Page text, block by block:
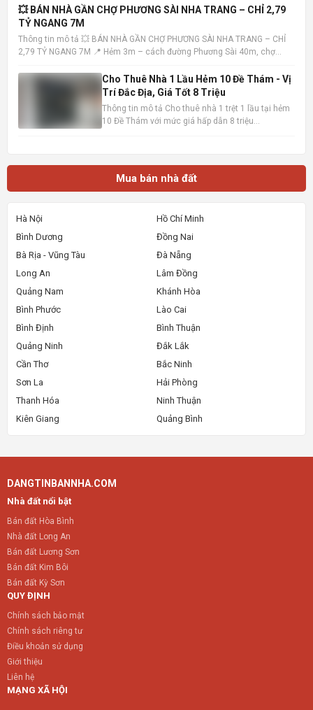
và 3 phòng tắm. Nhà có sẵn 3 máy lạnh, tiện nghi
đầy đủ, sẵn sàng dọn vào ở ngay. Vị trí nhà đắc
💥 BÁN NHÀ GẦN CHỢ PHƯƠNG SÀI NHA TRANG – CHỈ 2,79
TỶ NGANG 7M
Thông tin mô tả 💥 BÁN NHÀ GẦN CHỢ PHƯƠNG SÀI NHA TRANG – CHỈ
2,79 TỶ NGANG 7M 📍 Hẻm 3m – cách đường Phương Sài 40m, chợ
trệt 1 lầu – hướng Tây Bắc – sổ hồng hoàn công • Trệt: khách
Cho Thuê Nhà 1 Lầu Hẻm 10 Đề Thám - Vị
Trí Đắc Địa, Giá Tốt 8 Triệu
Thông tin mô tả Cho thuê nhà 1 trệt 1 lầu tại hẻm
10 Đề Thám với mức giá hấp dẫn 8 triệu
Mua bán nhà đất
Hà Nội
Hồ Chí Minh
Bình Dương
Đồng Nai
Bà Rịa - Vũng Tàu
Đà Nẵng
Long An
Lâm Đồng
Quảng Nam
Khánh Hòa
Bình Phước
Lào Cai
Bình Định
Bình Thuận
Quảng Ninh
Đắk Lắk
Cần Thơ
Bắc Ninh
Sơn La
Hải Phòng
Thanh Hóa
Ninh Thuận
Kiên Giang
Quảng Bình
DANGTINBANNHA.COM
Nhà đất nổi bật
Bán đất Hòa Bình
Nhà đất Long An
Bán đất Lương Sơn
Bán đất Kim Bôi
Bán đất Kỳ Sơn
QUY ĐỊNH
Chính sách bảo mật
Chính sách riêng tư
Điều khoản sử dụng
Giới thiệu
Liên hệ
MẠNG XÃ HỘI